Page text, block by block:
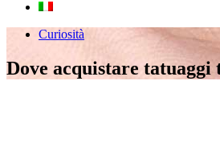
Curiosità
Dove acquistare tatuaggi